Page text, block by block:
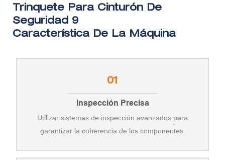
Característica De La Máquina
01
Inspección Precisa
Utilizar sistemas de inspección avanzados para
garantizar la coherencia de los componentes.